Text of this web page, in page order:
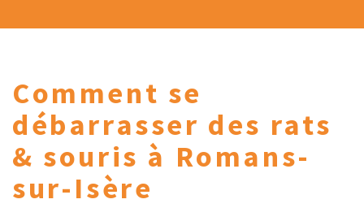
Comment se
débarrasser des rats
& souris à Romans-
sur-Isère